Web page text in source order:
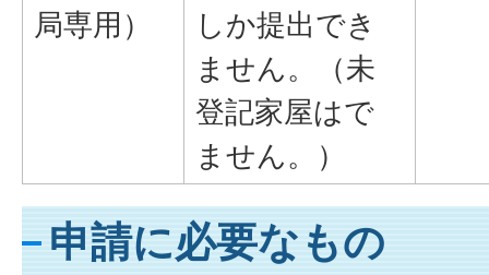
局専用）
しか提出でき
ません。（未
登記家屋はで
ません。）
申請に必要なもの